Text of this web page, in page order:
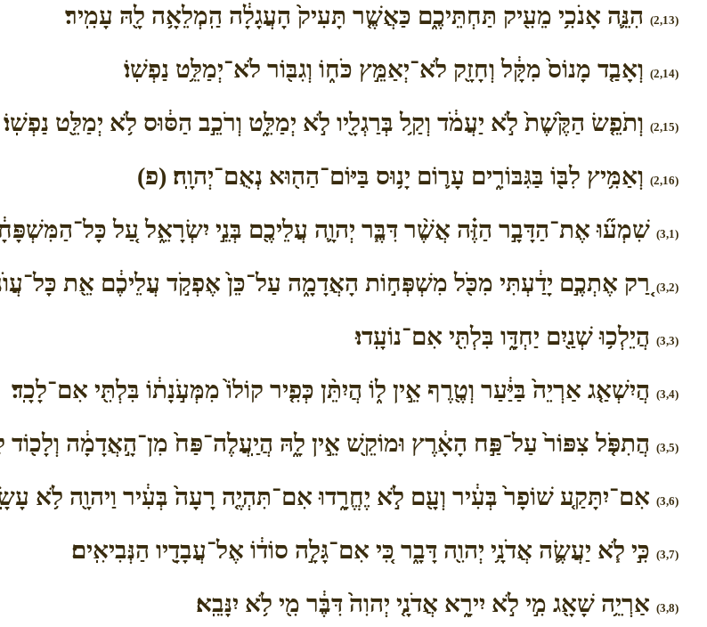
(2,13) הִנֵּ֛ה אָנֹכִ֥י מֵעִ֖יק תַּחְתֵּיכֶ֑ם כַּאֲשֶׁ֤ר תָּעִיק֙ הָעֲגָלָ֔ה הַֽמְלֵאָ֥ה לָ֖הּ עָמִֽיר׃
(2,14) וְאָבַ֤ד מָנוֹס֙ מִקָּ֔ל וְחָזָ֖ק לֹא־יְאַמֵּ֣ץ כֹּח֑וֹ וְגִבּ֖וֹר לֹא־יְמַלֵּ֥ט נַפְשֽׁוֹ׃
(2,15) וְתֹפֵ֤שׂ הַקֶּ֙שֶׁת֙ לֹ֣א יַעֲמֹ֔ד וְקַ֥ל בְּרַגְלָ֖יו לֹ֣א יְמַלֵּ֑ט וְרֹכֵ֣ב הַסּ֔וּס לֹ֥א יְמַלֵּ֖ט נַפְשֽׁוֹ׃
(2,16) וְאַמִּ֥יץ לִבּ֖וֹ בַּגִּבּוֹרִ֑ים עָר֛וֹם יָנ֥וּס בַּיּוֹם־הַה֖וּא נְאֻם־יְהוָֽה׃ (פ)
(3,1) שִׁמְע֞וּ אֶת־הַדָּבָ֣ר הַזֶּ֗ה אֲשֶׁ֨ר דִּבֶּ֧ר יְהוָ֛ה עֲלֵיכֶ֖ם בְּנֵ֣י יִשְׂרָאֵ֑ל עַ֚ל
(3,2) רַ֚ק אֶתְכֶ֣ם יָדַ֔עְתִּי מִכֹּ֖ל מִשְׁפְּח֣וֹת הָאֲדָמָ֑ה עַל־כֵּן֙ אֶפְקֹ֣ד עֲלֵיכֶ֔ם אֵ֖ת
(3,3) הֲיֵלְכ֥וּ שְׁנַ֖יִם יַחְדָּ֑ו בִּלְתִּ֖י אִם־נוֹעָֽדוּ׃
(3,4) הֲיִשְׁאַ֤ג אַרְיֵה֙ בַּיַּ֔עַר וְטֶ֖רֶף אֵ֣ין ל֑וֹ הֲיִתֵּ֨ן כְּפִ֤יר קוֹלוֹ֙ מִמְּעֹ֣נָת֔וֹ בִּלְתִּ֖י אִם־לָכָֽד׃
(3,5) הֲתִפֹּ֤ל צִפּוֹר֙ עַל־פַּ֣ח הָאָ֔רֶץ וּמוֹקֵ֖שׁ אֵ֣ין לָ֑הּ הֲיַֽעֲלֶה־פַּח֙ מִן־הָ֣אֲדָמָ֔ה וְלָכ֖וֹד
(3,6) אִם־יִתָּקַ֤ע שׁוֹפָר֙ בְּעִ֔יר וְעָ֖ם לֹ֣א יֶחֱרָ֑דוּ אִם־תִּהְיֶ֤ה רָעָה֙ בְּעִ֔יר וַיהוָ֖ה לֹ֥א
(3,7) כִּ֣י לֹ֧א יַעֲשֶׂ֛ה אֲדֹנָ֥י יְהוִ֖ה דָּבָ֑ר כִּ֚י אִם־גָּלָ֣ה סוֹד֔וֹ אֶל־עֲבָדָ֖יו הַנְּבִיאִֽים׃
(3,8) אַרְיֵ֥ה שָׁאָ֖ג מִ֣י לֹ֣א יִירָ֑א אֲדֹנָ֤י יְהוִה֙ דִּבֶּ֔ר מִ֖י לֹ֥א יִנָּבֵֽא׃